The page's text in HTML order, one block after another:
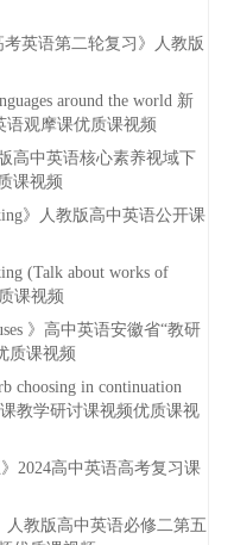
英语第二轮复习》人教版
around the world 新
语观摩课优质课视频
高中英语核心素养视域下
课视频
》人教版高中英语公开课
(Talk about works of
课视频
》高中英语安徽省“教研
质课视频
choosing in continuation
教学研讨课视频优质课视
2024高中英语高考复习课
人教版高中英语必修二第五